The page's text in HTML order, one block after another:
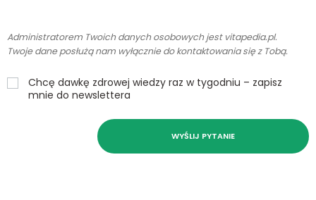
Administratorem Twoich danych osobowych jest vitapedia.pl.
Twoje dane posłużą nam wyłącznie do kontaktowania się z Tobą.
Chcę dawkę zdrowej wiedzy raz w tygodniu – zapisz
mnie do newslettera
WYŚLIJ PYTANIE